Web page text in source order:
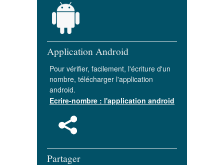
Application Android
Pour vérifier, facilement, l'écriture d'un
nombre, télécharger l'application
android.
Ecrire-nombre : l'application android
Partager